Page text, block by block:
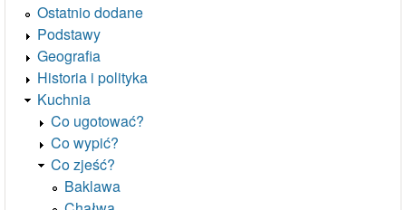
Ostatnio dodane
Podstawy
Geografia
Historia i polityka
Kuchnia
Co ugotować?
Co wypić?
Co zjeść?
Baklawa